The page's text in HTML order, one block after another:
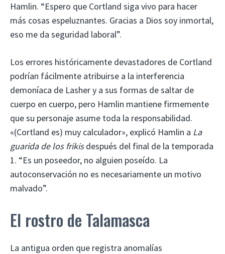
Hamlin. “Espero que Cortland siga vivo para hacer
más cosas espeluznantes. Gracias a Dios soy inmortal,
eso me da seguridad laboral”.
Los errores históricamente devastadores de Cortland
podrían fácilmente atribuirse a la interferencia
demoníaca de Lasher y a sus formas de saltar de
cuerpo en cuerpo, pero Hamlin mantiene firmemente
que su personaje asume toda la responsabilidad.
«(Cortland es) muy calculador», explicó Hamlin a La
guarida de los frikisdespués del final de la temporada
1. “Es un poseedor, no alguien poseído. La
autoconservación no es necesariamente un motivo
malvado”.
El rostro de Talamasca
La antigua orden que registra anomalías